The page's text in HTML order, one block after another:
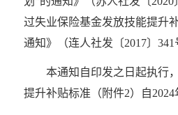
过失业保险基金发放技能提升
通知》（连人社发〔2017〕
本通知自印发之日起执行
提升补贴标准（附件2）自